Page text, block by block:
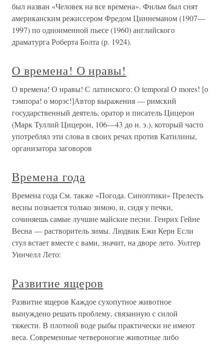
был назван «Человек на все времена». Фильм был снят
американским режиссером Фредом Циннеманом (1907—
1997) по одноименной пьесе (1960) английского
драматурга Роберта Болта (р. 1924).
О времена! О нравы!
О времена! О нравы! С латинского: О temporal О mores! [о
тэмпора! о морэс!]Автор выражения — римский
государственный деятель, оратор и писатель Цицерон
(Марк Туллий Цицерон, 106—43 до н. э.), который часто
употреблял эти слова в своих речах против Катилины,
организатора заговоров
Времена года
Времена года См. также «Погода. Синоптики» Прелесть
весны познается только зимою, и, сидя у печки,
сочиняешь самые лучшие майские песни. Генрих Гейне
Весна — растворитель зимы. Людвик Ежи Керн Если
стул встает вместе с вами, значит, на дворе лето. Уолтер
Уинчелл Лето:
Развитие ящеров
Развитие ящеров Каждое сухопутное животное
вынуждено решать проблему, связанную с силой
тяжести. В плотной воде рыбы практически не имеют
веса. Современные четвероногие животные либо